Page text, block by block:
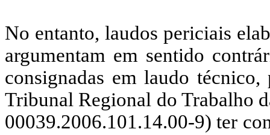
No entanto, laudos periciais
argumentam em sentido
consignadas em laudo
Tribunal Regional do Trabalho
00039.2006.101.14.00-9) ter